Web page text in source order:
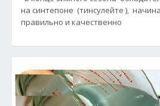
на синтепоне (тинсулейте ),
правильно и качественно